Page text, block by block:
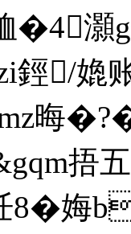
�4灝
/嫓账
晦
捂